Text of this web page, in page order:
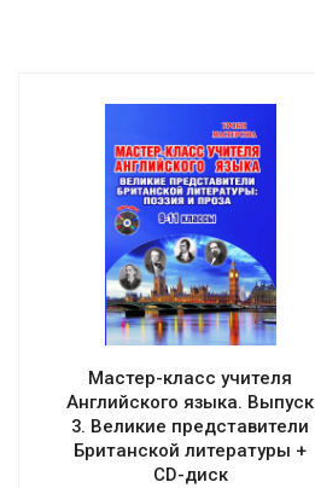
Мастер-класс учителя
Английского языка. Выпуск
3. Великие представители
Британской литературы +
CD-диск